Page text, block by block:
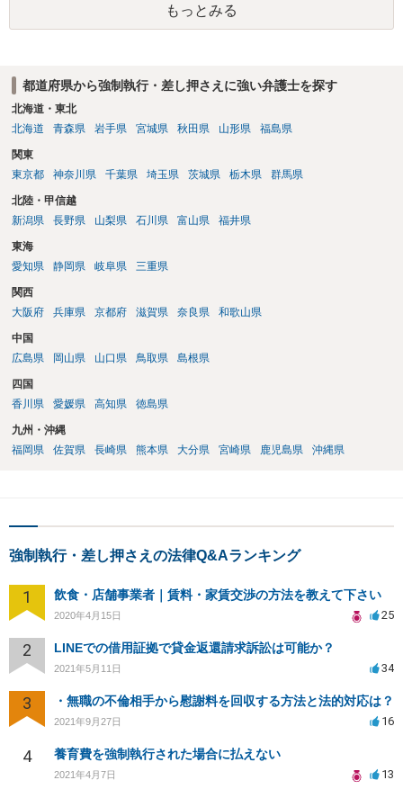
もっとみる
都道府県から強制執行・差し押さえに強い弁護士を探す
北海道・東北
北海道
青森県 岩手県 宮城県 秋田県 山形県 福島県
関東
東京都
神奈川県 千葉県 埼玉県 茨城県 栃木県 群馬県
北陸・甲信越
新潟県
長野県 山梨県 石川県 富山県 福井県
東海
愛知県
静岡県 岐阜県 三重県
関西
大阪府
兵庫県 京都府 滋賀県 奈良県 和歌山県
中国
広島県
岡山県 山口県 鳥取県 島根県
四国
香川県
愛媛県 高知県 徳島県
九州・沖縄
福岡県
佐賀県 長崎県 熊本県 大分県 宮崎県 鹿児島県 沖縄県
強制執行・差し押さえの法律Q&Aランキング
1 飲食・店舗事業者｜賃料・家賃交渉の方法を教えて下さい
2020年4月15日 25
2 LINEでの借用証拠で貸金返還請求訴訟は可能か？
2021年5月11日 34
3 ・無職の不倫相手から慰謝料を回収する方法と法的対応は？
2021年9月27日 16
4 養育費を強制執行された場合に払えない
2021年4月7日 13